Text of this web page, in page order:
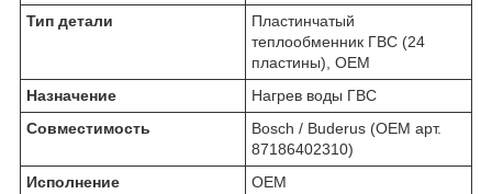
Тип детали
Пластинчатый
теплообменник ГВС (24
пластины), OEM
Назначение
Нагрев воды ГВС
Совместимость
Bosch / Buderus (OEM арт.
87186402310)
Исполнение
OEM